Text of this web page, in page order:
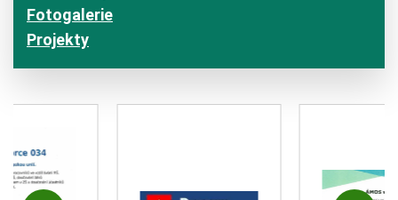
Fotogalerie
Projekty